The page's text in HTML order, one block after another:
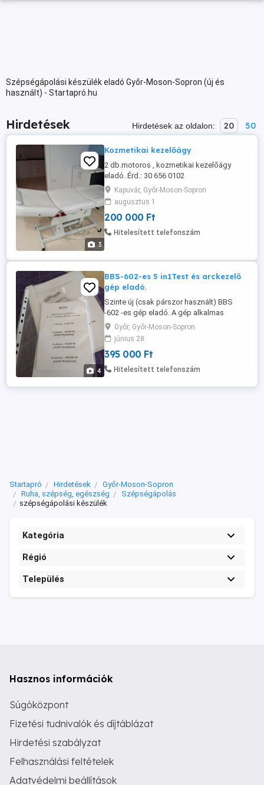
Szépségápolási készülék eladó Győr-Moson-Sopron (új és
használt) - Startapró.hu
Hirdetések Hirdetések az oldalon: 20 50
3
Kozmetikai kezelőágy
2 db.motoros , kozmetikai kezelőágy
eladó. Érd.: 30 656 0102
Kapuvár, Győr-Moson-Sopron
augusztus 1
200 000 Ft
Hitelesített telefonszám
4
BBS-602-es 5 in1Test és arckezelő
gép eladó.
Szinte új (csak párszor használt) BBS
-602 -es gép eladó. A gép alkalmas
kavitációs zsírbontásra, rádiófrekvenciás
bőrfeszesítésre, narancsbőr kezelésre
valamint dekoltázs és arcfiatalításra.
Dobozában, használati utasítással és
garanciálisan árulom. Adok hozzá bérletet
Győr, Győr-Moson-Sopron
június 28
395 000 Ft
Hitelesített telefonszám
Startapró Hirdetések
Győr-Moson-Sopron
Ruha, szépség, egészség
Szépségápolás
szépségápolási készülék
Kategória
Régió
Település
Hasznos információk
Súgóközpont
Fizetési tudnivalók és díjtáblázat
Hirdetési szabályzat
Felhasználási feltételek
Adatvédelmi beállítások